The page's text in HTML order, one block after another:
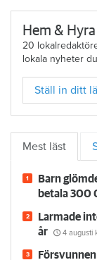
Hem &
20
lokala nyheter
Ställ in ditt
Mest läst
Barn
betala 300
Larmade
år
4 augusti